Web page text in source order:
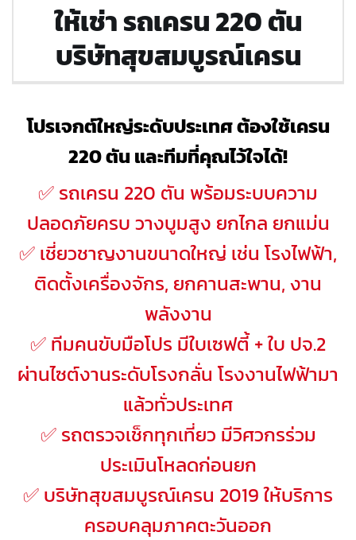
ให้เช่า รถเครน 220 ตัน
บริษัทสุขสมบูรณ์เครน
โปรเจกต์ใหญ่ระดับประเทศ ต้องใช้เครน
220 ตัน และทีมที่คุณไว้ใจได้!
✅ รถเครน 220 ตัน พร้อมระบบความ
ปลอดภัยครบ วางบูมสูง ยกไกล ยกแม่น
✅ เชี่ยวชาญงานขนาดใหญ่ เช่น โรงไฟฟ้า,
ติดตั้งเครื่องจักร, ยกคานสะพาน, งาน
พลังงาน
✅ ทีมคนขับมือโปร มีใบเซฟตี้ + ใบ ปจ.2
ผ่านไซต์งานระดับโรงกลั่น โรงงานไฟฟ้ามา
แล้วทั่วประเทศ
✅ รถตรวจเช็กทุกเที่ยว มีวิศวกรร่วม
ประเมินโหลดก่อนยก
✅ บริษัทสุขสมบูรณ์เครน 2019 ให้บริการ
ครอบคลุมภาคตะวันออก